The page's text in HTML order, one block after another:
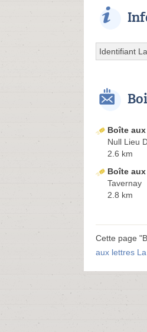
Identifiant
Boîte
Null Lieu
2.6 km
Boîte
Tavernay
2.8 km
Cette page
aux lettres